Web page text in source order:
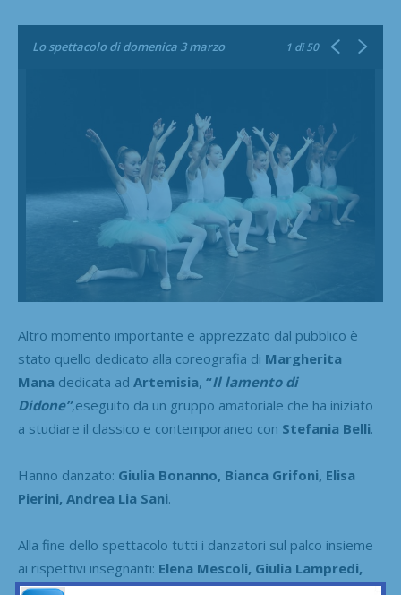
Lo spettacolo di domenica 3 marzo 1 di 50
Altro momento importante e apprezzato dal pubblico è
stato quello dedicato alla coreografia di Margherita
Mana dedicata ad Artemisia, “Il lamento di
Didone”,eseguito da un gruppo amatoriale che ha iniziato
a studiare il classico e contemporaneo con Stefania Belli.
Hanno danzato: Giulia Bonanno, Bianca Grifoni, Elisa
Pierini, Andrea Lia Sani.
Alla fine dello spettacolo tutti i danzatori sul palco insieme
ai rispettivi insegnanti: Elena Mescoli, Giulia Lampredi,
Angela Mugnai, Elena Giardini, Chiara Basile, Elisa